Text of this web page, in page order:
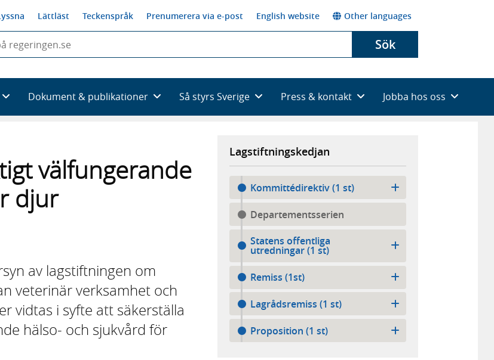
Lättläst Teckenspråk Prenumerera via e-post English website Other languages
Sök
Dokument & publikationer Så styrs Sverige Press & kontakt Jobba hos oss
välfungerande
djur
av lagstiftningen om
veterinär verksamhet och
vidtas i syfte att säkerställa
hälso- och sjukvård för
Lagstiftningskedjan
Kommittédirektiv (1 st)
Departementsserien
Statens offentliga
utredningar (1 st)
Remiss (1st)
Lagrådsremiss (1 st)
Proposition (1 st)